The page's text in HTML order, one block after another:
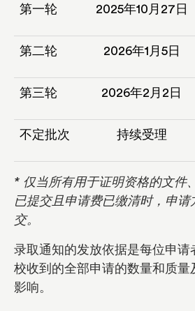
第一轮 2025年10月27日
第二轮 2026年1月5日
第三轮 2026年2月2日
不定批次 持续受理
* 仅当所有用于证明资格的文件
已提交且申请费已缴清时，申请
交。
录取通知的发放依据是每位申请
校收到的全部申请的数量和质量
影响。